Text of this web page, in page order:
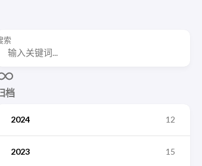
索
档
2024 12
2023 15